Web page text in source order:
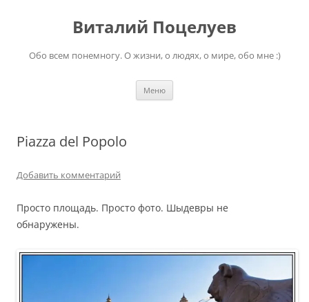
содержимомуВиталий Поцелуев
Обо всем понемногу. О жизни, о людях, о мире, обо мне :)
Меню
Piazza del Popolo
Добавить комментарий
Просто площадь. Просто фото. Шыдевры не
обнаружены.